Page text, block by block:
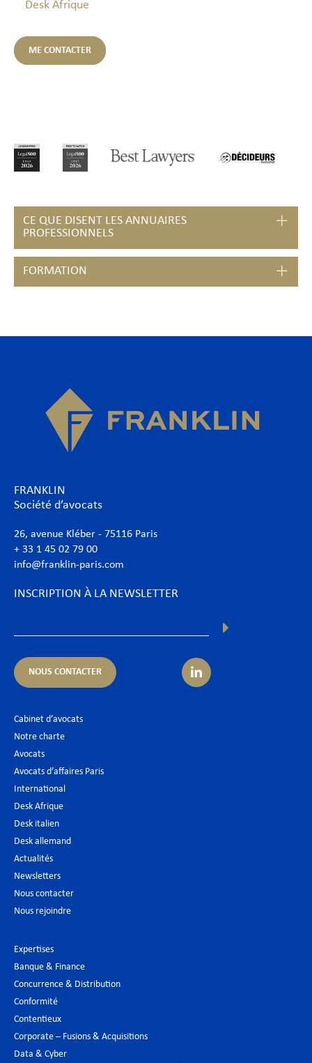
Desk Afrique
ME CONTACTER
CE QUE DISENT LES ANNUAIRES
PROFESSIONNELS
FORMATION
FRANKLIN
Société d’avocats
26, avenue Kléber - 75116 Paris
+ 33 1 45 02 79 00
info@franklin-paris.com
INSCRIPTION À LA NEWSLETTER
NOUS CONTACTER
Cabinet d’avocats
Notre charte
Avocats
Avocats d’affaires Paris
International
Desk Afrique
Desk italien
Desk allemand
Actualités
Newsletters
Nous contacter
Nous rejoindre
Expertises
Banque & Finance
Concurrence & Distribution
Conformité
Contentieux
Corporate – Fusions & Acquisitions
Data & Cyber